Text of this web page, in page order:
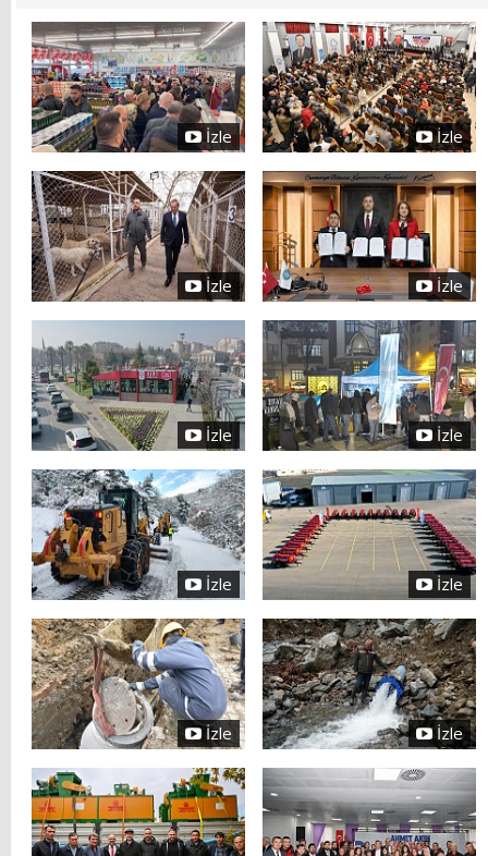
İzle İzle
İzle İzle
İzle İzle
İzle İzle
İzle İzle